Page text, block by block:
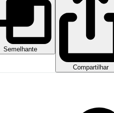
Semelhante
Compartilhar